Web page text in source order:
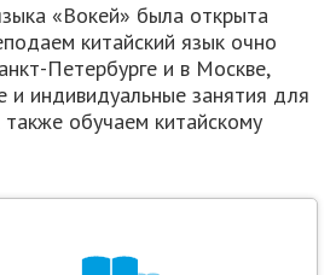
«Вокей» была открыта
китайский язык очно
Петербурге и в Москве,
и индивидуальные занятия для
обучаем китайскому